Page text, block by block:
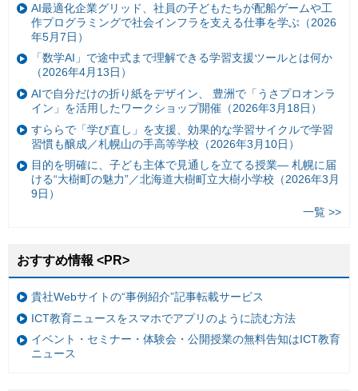
AI最適化企業グリッド、社員の子どもたちが配船ゲームや工
作プログラミングで社会インフラを支える仕事を学ぶ（2026
年5月7日）
「数学AI」で途中式まで理解できる学習支援ツールとは何か
（2026年4月13日）
AIで自分だけの折り紙をデザイン、 豊洲で「うさプロオンラ
イン」を活用したワークショップ開催（2026年3月18日）
すららで「学び直し」を支援、効果的な学習サイクルで学習
習慣も醸成／札幌山の手高等学校（2026年3月10日）
目的を明確に、子ども主体で見通しを立てる授業— 札幌に届
ける“大樹町の魅力”／北海道大樹町立大樹小学校（2026年3月
9日）
一覧 >>
おすすめ情報 <PR>
貴社Webサイトの“事例紹介”記事転載サービス
ICT教育ニュースをスマホでアプリのように読む方法
イベント・セミナー・体験会・公開授業の無料告知はICT教育
ニュース